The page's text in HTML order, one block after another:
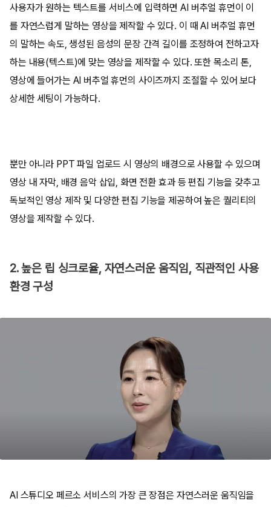
사용자가 원하는 텍스트를 서비스에 입력하면 AI 버추얼 휴먼이 이
를 자연스럽게 말하는 영상을 제작할 수 있다. 이 때 AI 버추얼 휴먼
의 말하는 속도, 생성된 음성의 문장 간격 길이를 조정하여 전하고자
하는 내용(텍스트)에 맞는 영상을 제작할 수 있다. 또한 목소리 톤,
영상에 들어가는 AI 버추얼 휴먼의 사이즈까지 조절할 수 있어 보다
상세한 세팅이 가능하다.
뿐만 아니라 PPT 파일 업로드 시 영상의 배경으로 사용할 수 있으며
영상 내 자막, 배경 음악 삽입, 화면 전환 효과 등 편집 기능을 갖추고
독보적인 영상 제작 및 다양한 편집 기능을 제공하여 높은 퀄리티의
영상을 제작할 수 있다.
2. 높은 립 싱크로율, 자연스러운 움직임, 직관적인 사용
환경 구성
AI 스튜디오 페르소 서비스의 가장 큰 장점은 자연스러운 움직임을